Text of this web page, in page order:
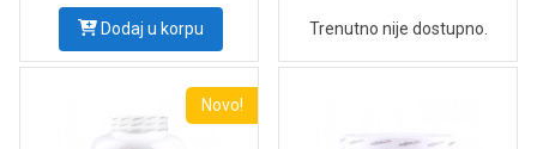
Dodaj u korpu Trenutno nije dostupno.
Novo!